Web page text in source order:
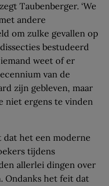
Taubenberger. ‘We
andere
om zulke gevallen op
bestudeerd
weet of er
van de
zijn gebleven, maar
niet ergens te vinden
dat het een moderne
tijdens
allerlei dingen over
Ondanks het feit dat